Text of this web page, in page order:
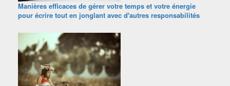
Manières efficaces de gérer votre temps et votre énergie
pour écrire tout en jonglant avec d'autres responsabilités